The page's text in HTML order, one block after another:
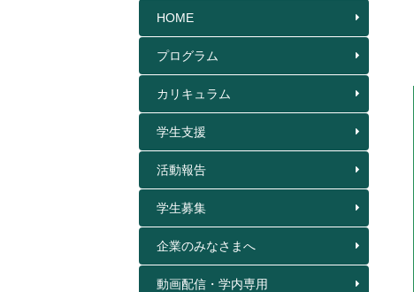
HOME
プログラム
カリキュラム
学生支援
活動報告
学生募集
企業のみなさまへ
動画配信・学内専用